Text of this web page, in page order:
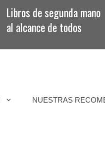
Libros de segunda mano
al alcance de todos
NUESTRAS